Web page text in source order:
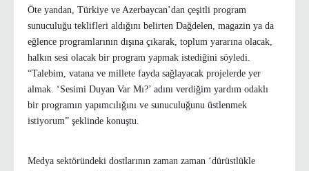
Öte yandan, Türkiye ve Azerbaycan’dan çeşitli program
sunuculuğu teklifleri aldığını belirten Dağdelen, magazin ya da
eğlence programlarının dışına çıkarak, toplum yararına olacak,
halkın sesi olacak bir program yapmak istediğini söyledi.
“Talebim, vatana ve millete fayda sağlayacak projelerde yer
almak. ‘Sesimi Duyan Var Mı?’ adını verdiğim yardım odaklı
bir programın yapımcılığını ve sunuculuğunu üstlenmek
istiyorum” şeklinde konuştu.
Medya sektöründeki dostlarının zaman zaman ‘dürüstlükle